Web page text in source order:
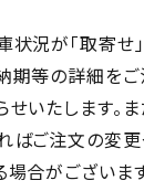
況が「取寄せ
期等の詳細を
せいたします。
ばご注文の変更
場合がございます